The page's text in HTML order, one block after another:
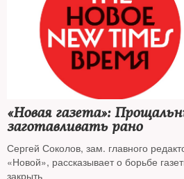
«Новая газета»:
заготавливать рано
Сергей Соколов, зам. главного
«Новой», рассказывает о борьбе
закрыть